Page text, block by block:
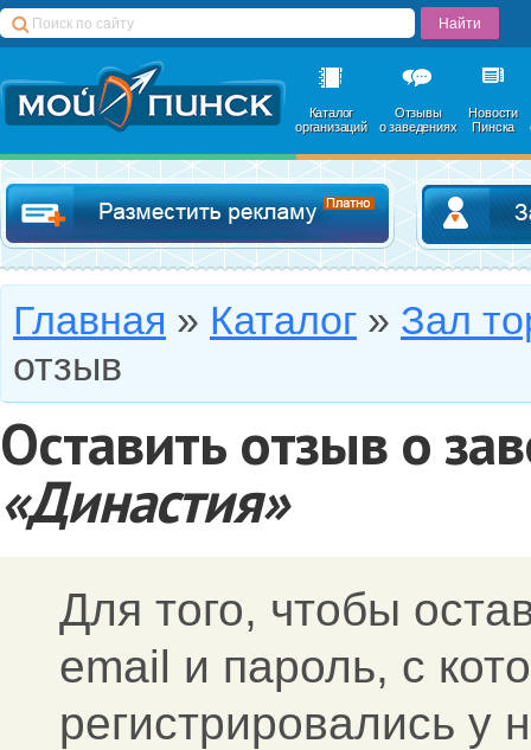
Каталог
организаций
Отзывы
о заведениях
Новости
Пинска
Добавить в
Главная » Каталог » Зал
отзыв
Оставить отзыв о
«Династия»
Для того, чтобы
email и пароль, c
регистрировались у